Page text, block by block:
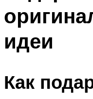
идеи
Как